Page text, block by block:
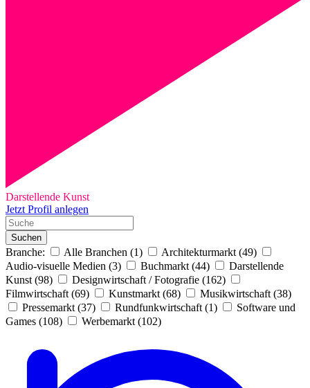
Darstellende Kunst
Jetzt Profil anlegen
Suchen
Branche: Alle Branchen (1)
Architekturmarkt (49)
Audio-visuelle Medien (3)
Buchmarkt (44)
Darstellende
Kunst (98)
Designwirtschaft / Fotografie (162)
Filmwirtschaft (69)
Kunstmarkt (68)
Musikwirtschaft (38)
Pressemarkt (37)
Rundfunkwirtschaft (1)
Software und
Games (108)
Werbemarkt (102)